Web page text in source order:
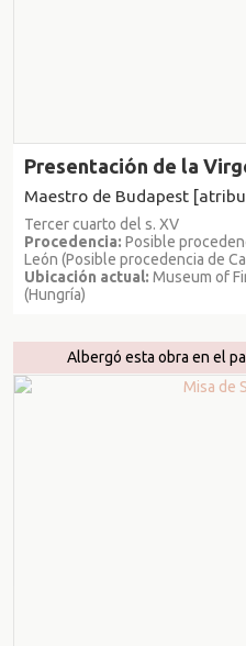
Presentación de la
Maestro de Budapest
Tercer cuarto del s. XV
Procedencia: Posible
León (Posible procedencia de
Ubicación actual: Museum of
(Hungría)
Albergó esta obra en el